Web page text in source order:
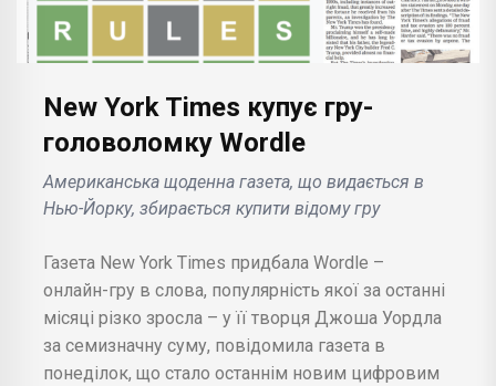
New York Times купує гру-
головоломку Wordle
Американська щоденна газета, що видається в
Нью-Йорку, збирається купити відому гру
Газета New York Times придбала Wordle –
онлайн-гру в слова, популярність якої за останні
місяці різко зросла – у її творця Джоша Уордла
за семизначну суму, повідомила газета в
понеділок, що стало останнім новим цифровим